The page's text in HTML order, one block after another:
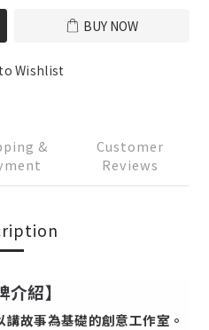
BUY NOW
Wishlist
&
Customer
Reviews
介紹】
故事為基礎的創意工作室。